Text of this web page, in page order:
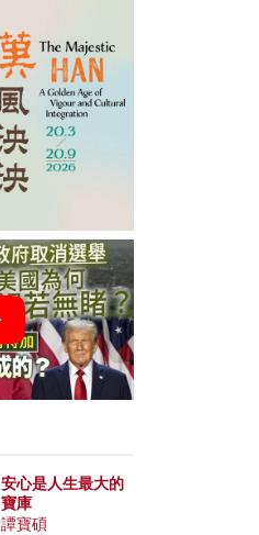
安心是人生最大的
寶庫
譚寶碩